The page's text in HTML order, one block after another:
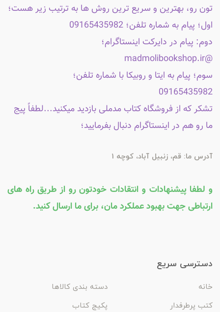
تون رو، بهترین و سریع ترین روش ها به ترتیب زیر هست؛
اول؛ پیام به شماره تلفن؛ 09165435982
دوم: پیام در دایرکت اینستاگرام؛
@madmolibookshop.ir
سوم؛ پیام به ایتا و روبیکا با شماره تلفن؛
09165435982
تشکر که از فروشگاه کتاب مدملی بازدید میکنید...لطفاً پیج
ما رو هم در اینستاگرام دنبال بفرمایید؛
آدرس ما: قم، زنبیل آباد، کوچه 1
و لطفا پیشنهادات و انتقادات خودتون رو از طریق راه های
ارتباطی جهت بهبود عملکرد مان، برای ما ارسال کنید.
دسترسی سریع
خانه
دسته بندی کالاها
کتب پرطرفدار
پکیج کتاب